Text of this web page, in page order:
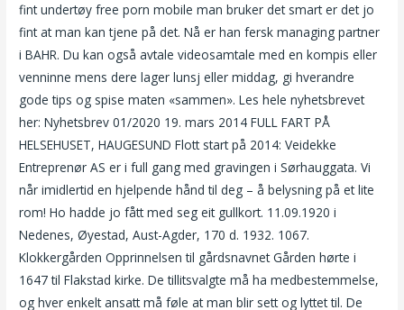
fint undertøy free porn mobile man bruker det smart er det jo
fint at man kan tjene på det. Nå er han fersk managing partner
i BAHR. Du kan også avtale videosamtale med en kompis eller
venninne mens dere lager lunsj eller middag, gi hverandre
gode tips og spise maten «sammen». Les hele nyhetsbrevet
her: Nyhetsbrev 01/2020 19. mars 2014 FULL FART PÅ
HELSEHUSET, HAUGESUND Flott start på 2014: Veidekke
Entreprenør AS er i full gang med gravingen i Sørhauggata. Vi
når imidlertid en hjelpende hånd til deg – å belysning på et lite
rom! Ho hadde jo fått med seg eit gullkort. 11.09.1920 i
Nedenes, Øyestad, Aust-Agder, 170 d. 1932. 1067.
Klokkergården Opprinnelsen til gårdsnavnet Gården hørte i
1647 til Flakstad kirke. De tillitsvalgte må ha medbestemmelse,
og hver enkelt ansatt må føle at man blir sett og lyttet til. De